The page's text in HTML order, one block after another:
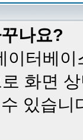
나요?
이터베
화면
있습니